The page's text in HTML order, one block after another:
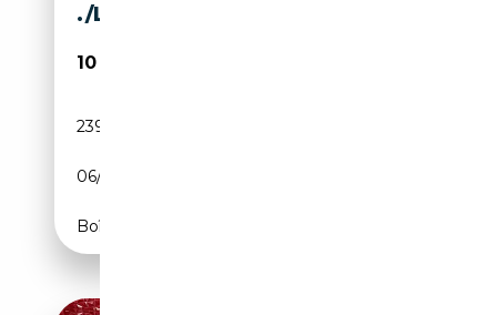
./LEDER
10 490€
239 000 km
06/2011
Boîte automatique